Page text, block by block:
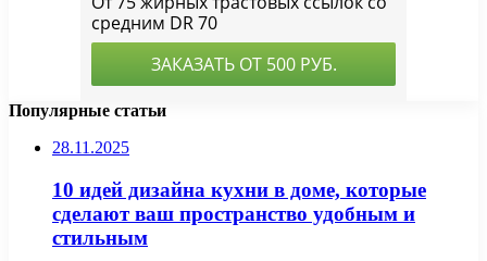
Популярные статьи
28.11.2025
10 идей дизайна кухни в доме, которые
сделают ваш пространство удобным и
стильным